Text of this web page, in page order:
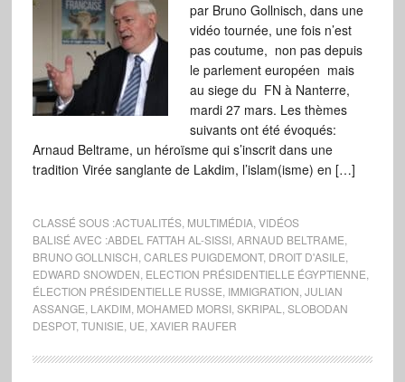
par Bruno Gollnisch, dans une
vidéo tournée, une fois n’est
pas coutume, non pas depuis
le parlement européen mais
au siege du FN à Nanterre,
mardi 27 mars. Les thèmes
suivants ont été évoqués:
Arnaud Beltrame, un héroïsme qui s’inscrit dans une
tradition Virée sanglante de Lakdim, l’islam(isme) en […]
CLASSÉ SOUS :ACTUALITÉS, MULTIMÉDIA, VIDÉOS
BALISÉ AVEC :ABDEL FATTAH AL-SISSI, ARNAUD BELTRAME
BRUNO GOLLNISCH CARLES PUIGDEMONT, DROIT D'ASILE
EDWARD SNOWDEN ELECTION PRÉSIDENTIELLE ÉGYPTIENNE
ÉLECTION PRÉSIDENTIELLE RUSSE IMMIGRATION JULIAN
ASSANGE LAKDIM MOHAMED MORSI, SKRIPAL
SLOBODAN
DESPOT, TUNISIE UE XAVIER RAUFER